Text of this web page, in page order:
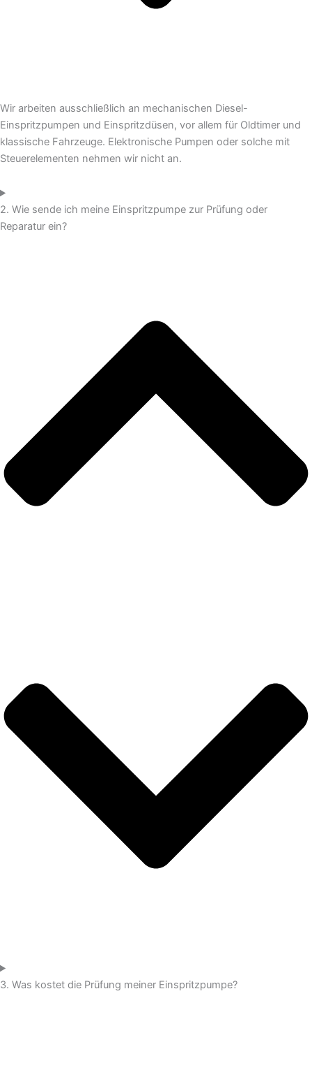
Wir arbeiten ausschließlich an mechanischen Diesel-
Einspritzpumpen und Einspritzdüsen, vor allem für Oldtimer und
klassische Fahrzeuge. Elektronische Pumpen oder solche mit
Steuerelementen nehmen wir nicht an.
2. Wie sende ich meine Einspritzpumpe zur Prüfung oder
Reparatur ein?
3. Was kostet die Prüfung meiner Einspritzpumpe?